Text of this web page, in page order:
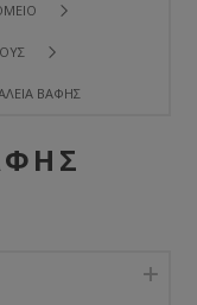
ΒΑΦΉΣ